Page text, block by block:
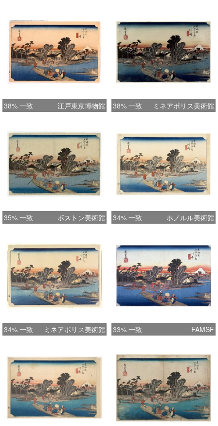
38% 一致 江戸東京博物館 38% 一致 ミネアポリス美術館
35% 一致 ボストン美術館 34% 一致 ホノルル美術館
34% 一致 ミネアポリス美術館 33% 一致 FAMSF